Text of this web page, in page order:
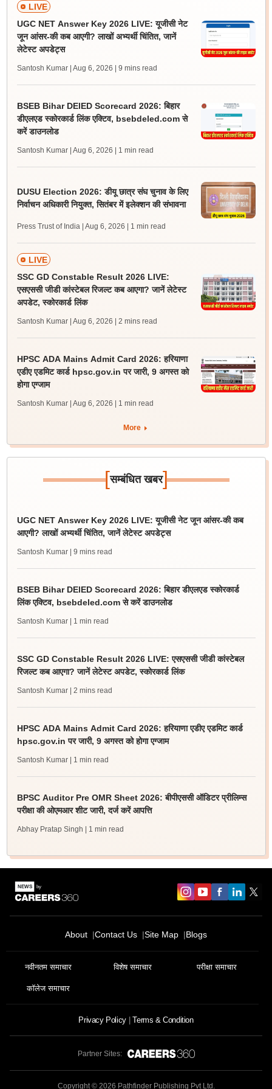
LIVE
UGC NET Answer Key 2026 LIVE: यूजीसी नेट
जून आंसर-की कब आएगी? लाखों अभ्यर्थी चिंतित, जानें
लेटेस्ट अपडेट्स
Santosh Kumar | Aug 6, 2026 | 9 mins read
BSEB Bihar DElED Scorecard 2026: बिहार
डीएलएड स्कोरकार्ड लिंक एक्टिव, bsebdeled.com से
करें डाउनलोड
Santosh Kumar | Aug 6, 2026 | 1 min read
DUSU Election 2026: डीयू छात्र संघ चुनाव के लिए
निर्वाचन अधिकारी नियुक्त, सितंबर में इलेक्शन की संभावना
Press Trust of India | Aug 6, 2026 | 1 min read
LIVE
SSC GD Constable Result 2026 LIVE:
एसएससी जीडी कांस्टेबल रिजल्ट कब आएगा? जानें लेटेस्ट
अपडेट, स्कोरकार्ड लिंक
Santosh Kumar | Aug 6, 2026 | 2 mins read
HPSC ADA Mains Admit Card 2026: हरियाणा
एडीए एडमिट कार्ड hpsc.gov.in पर जारी, 9 अगस्त को
होगा एग्जाम
Santosh Kumar | Aug 6, 2026 | 1 min read
More
[सम्बंधित खबर]
UGC NET Answer Key 2026 LIVE: यूजीसी नेट जून आंसर-की कब
आएगी? लाखों अभ्यर्थी चिंतित, जानें लेटेस्ट अपडेट्स
Santosh Kumar | 9 mins read
BSEB Bihar DElED Scorecard 2026: बिहार डीएलएड स्कोरकार्ड
लिंक एक्टिव, bsebdeled.com से करें डाउनलोड
Santosh Kumar | 1 min read
SSC GD Constable Result 2026 LIVE: एसएससी जीडी कांस्टेबल
रिजल्ट कब आएगा? जानें लेटेस्ट अपडेट, स्कोरकार्ड लिंक
Santosh Kumar | 2 mins read
HPSC ADA Mains Admit Card 2026: हरियाणा एडीए एडमिट कार्ड
hpsc.gov.in पर जारी, 9 अगस्त को होगा एग्जाम
Santosh Kumar | 1 min read
BPSC Auditor Pre OMR Sheet 2026: बीपीएससी ऑडिटर प्रीलिम्स
परीक्षा की ओएमआर शीट जारी, दर्ज करें आपत्ति
Abhay Pratap Singh | 1 min read
About Contact Us Site Map Blogs
नवीनतम समाचार विशेष समाचार परीक्षा समाचार
कॉलेज समाचार
Privacy Policy Terms & Condition
Partner Sites:
Copyright © 2026 Pathfinder Publishing Pvt Ltd.